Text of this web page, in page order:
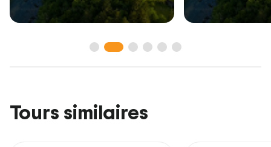
Tours similaires